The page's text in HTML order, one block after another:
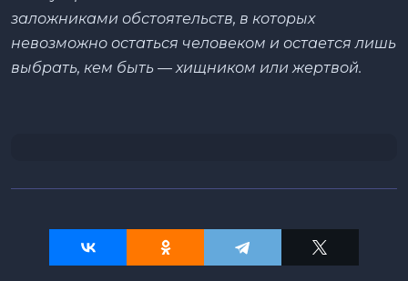
заложниками обстоятельств, в которых
невозможно остаться человеком и остается лишь
выбрать, кем быть — хищником или жертвой.